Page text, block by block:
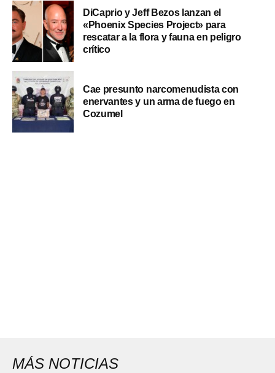
DiCaprio y Jeff Bezos lanzan el
«Phoenix Species Project» para
rescatar a la flora y fauna en peligro
crítico
Cae presunto narcomenudista con
enervantes y un arma de fuego en
Cozumel
MÁS NOTICIAS